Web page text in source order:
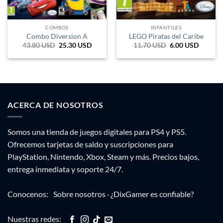
COMBOS
Combo Diversion A
43.80USD El
original
25.30 USD
actual
INFANTILES
LEGO Piratas del Caribe
11.70USD El
original
6.00 USD
actual
ACERCA DE NOSOTROS
Somos una tienda de juegos digitales para PS4 y PS5.
Ofrecemos tarjetas de saldo y suscripciones para
PlayStation, Nintendo, Xbox, Steam y más. Precios bajos,
entrega inmediata y soporte 24/7.
Conocenos: Sobre nosotros · ¿DixGamer es confiable?
Nuestras redes: